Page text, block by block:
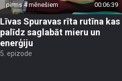
pirms 4 mēnešiem 00:06:39
Līvas Spuravas rīta rutīna kas
palīdz saglabāt mieru un
enerģiju
5. epizode